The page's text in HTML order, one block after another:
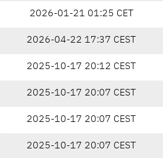
2026-01-21 01:25 CET
2026-04-22 17:37 CEST
2025-10-17 20:12 CEST
2025-10-17 20:07 CEST
2025-10-17 20:07 CEST
2025-10-17 20:07 CEST